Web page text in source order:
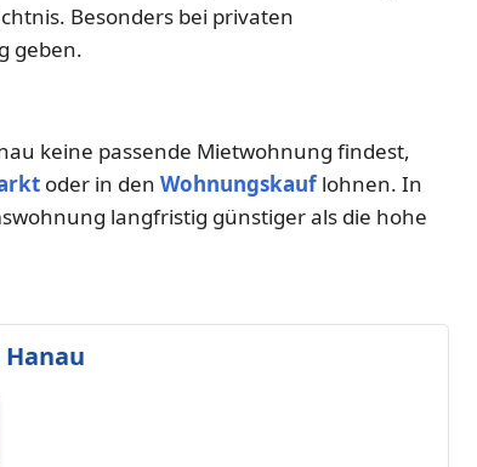
Besonders bei privaten
geben.
keine passende Mietwohnung findest,
oder in den Wohnungskauflohnen. In
langfristig günstiger als die hohe